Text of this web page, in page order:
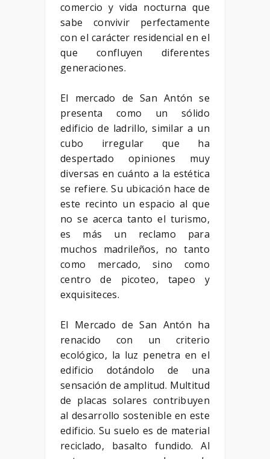
comercio y vida nocturna que
sabe convivir perfectamente
con el carácter residencial en el
que confluyen diferentes
generaciones.
El mercado de San Antón se
presenta como un sólido
edificio de ladrillo, similar a un
cubo irregular que ha
despertado opiniones muy
diversas en cuánto a la estética
se refiere. Su ubicación hace de
este recinto un espacio al que
no se acerca tanto el turismo,
es más un reclamo para
muchos madrileños, no tanto
como mercado, sino como
centro de picoteo, tapeo y
exquisiteces.
El Mercado de San Antón ha
renacido con un criterio
ecológico, la luz penetra en el
edificio dotándolo de una
sensación de amplitud. Multitud
de placas solares contribuyen
al desarrollo sostenible en este
edificio. Su suelo es de material
reciclado, basalto fundido. Al